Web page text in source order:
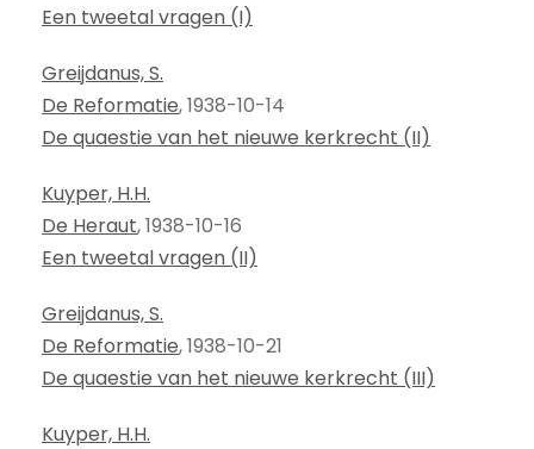
Een tweetal vragen (I)
Greijdanus, S.
De Reformatie, 1938-10-14
De quaestie van het nieuwe kerkrecht (II)
Kuyper, H.H.
De Heraut, 1938-10-16
Een tweetal vragen (II)
Greijdanus, S.
De Reformatie, 1938-10-21
De quaestie van het nieuwe kerkrecht (III)
Kuyper, H.H.